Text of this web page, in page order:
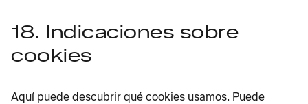
18. Indicaciones sobre
cookies
Aquí puede descubrir qué cookies usamos. Puede